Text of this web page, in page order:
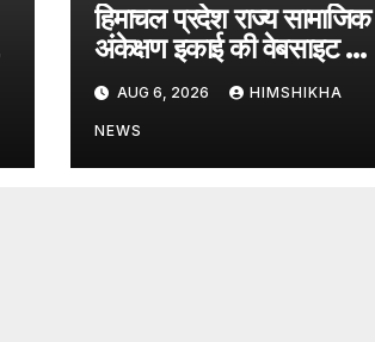
हिमाचल प्रदेश राज्य सामाजिक
अंकेक्षण इकाई की वेबसाइट का
शुभारम्भ
AUG 6, 2026 HIMSHIKHA
NEWS